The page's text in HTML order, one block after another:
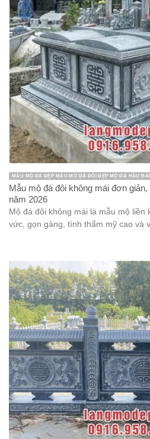
MẪU MỘ ĐÁ ĐẸP MẪU MỘ ĐÁ ĐÔI ĐẸP MỘ ĐÁ HẬU
Mẫu mộ đá đôi không mái đơn
năm 2026
Mộ đá đôi không mái là mẫu mộ liền
vức, gọn gàng, tính thẩm mỹ cao và